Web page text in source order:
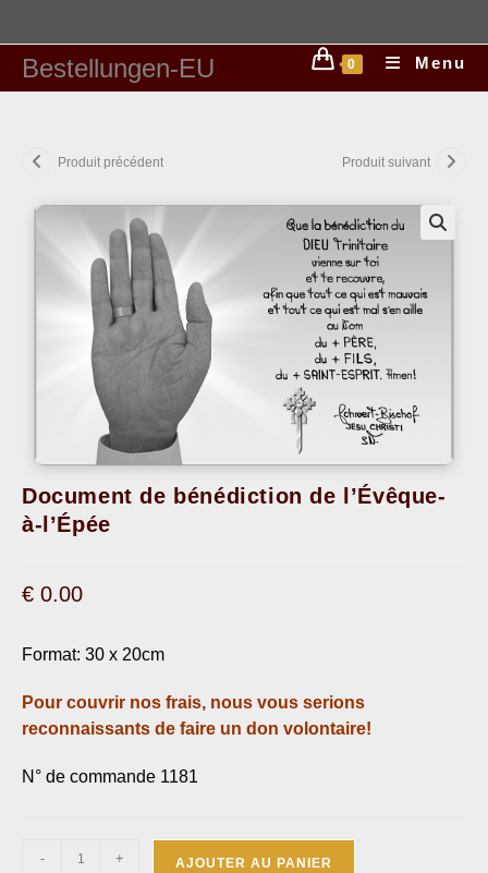
Bestellungen-EU 0 Menu
Produit précédent Produit suivant
Document de bénédiction de l’Évêque-
à-l’Épée
€ 0.00
Format: 30 x 20cm
Pour couvrir nos frais, nous vous serions
reconnaissants de faire un don volontaire!
N° de commande 1181
- + AJOUTER AU PANIER